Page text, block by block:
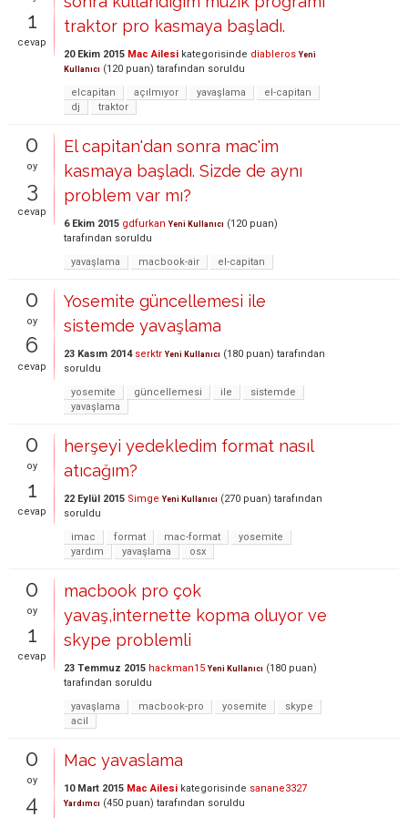
1
cevap
traktor pro kasmaya başladı.
20 Ekim 2015 Mac Ailesi kategorisinde diableros Yeni
Kullanıcı (120 puan) tarafından soruldu
elcapitan
açılmıyor yavaşlama
el-capitan
dj
traktor
0
oy
3
cevap
El capitan'dan sonra mac'im
kasmaya başladı. Sizde de aynı
problem var mı?
6 Ekim 2015 gdfurkan Yeni Kullanıcı (120 puan)
tarafından soruldu
yavaşlama
macbook-air el-capitan
0
oy
6
cevap
Yosemite güncellemesi ile
sistemde yavaşlama
23 Kasım 2014 serktr Yeni Kullanıcı (180 puan) tarafından
soruldu
yosemite
güncellemesi ile
sistemde
yavaşlama
0
oy
1
cevap
herşeyi yedekledim format nasıl
atıcağım?
22 Eylül 2015 Simge Yeni Kullanıcı (270 puan) tarafından
soruldu
imac
format mac-format
yosemite
yardım
yavaşlama osx
0
oy
1
cevap
macbook pro çok
yavaş,internette kopma oluyor ve
skype problemli
23 Temmuz 2015 hackman15 Yeni Kullanıcı (180 puan)
tarafından soruldu
yavaşlama
macbook-pro yosemite
skype
acil
0
oy
4
Mac yavaslama
10 Mart 2015 Mac Ailesi kategorisinde sanane3327
Yardımcı (450 puan) tarafından soruldu